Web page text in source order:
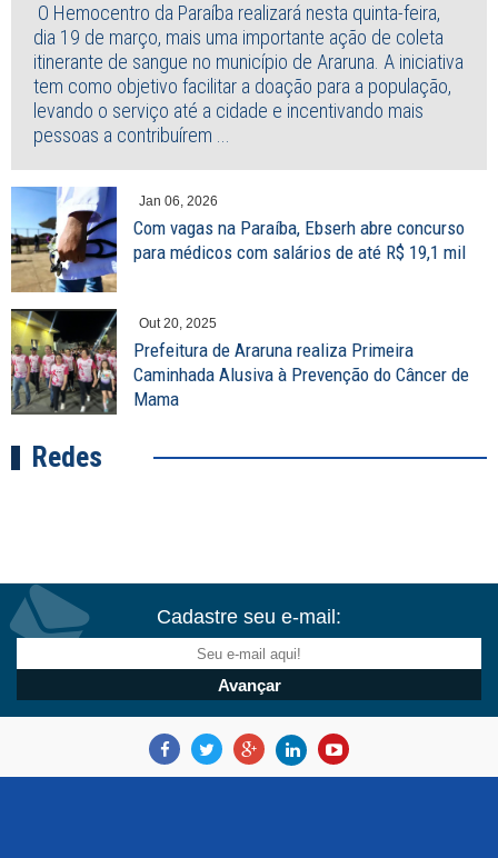
O Hemocentro da Paraíba realizará nesta quinta-feira,
dia 19 de março, mais uma importante ação de coleta
itinerante de sangue no município de Araruna. A iniciativa
tem como objetivo facilitar a doação para a população,
levando o serviço até a cidade e incentivando mais
pessoas a contribuírem ...
Jan 06, 2026
Com vagas na Paraíba, Ebserh abre concurso
para médicos com salários de até R$ 19,1 mil
Out 20, 2025
Prefeitura de Araruna realiza Primeira
Caminhada Alusiva à Prevenção do Câncer de
Mama
Redes
Cadastre seu e-mail: